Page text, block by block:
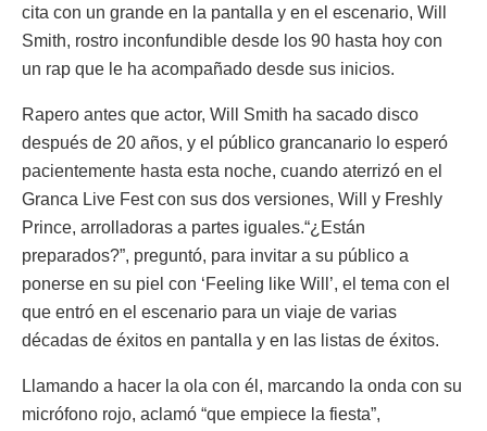
cita con un grande en la pantalla y en el escenario, Will
Smith, rostro inconfundible desde los 90 hasta hoy con
un rap que le ha acompañado desde sus inicios.
Rapero antes que actor, Will Smith ha sacado disco
después de 20 años, y el público grancanario lo esperó
pacientemente hasta esta noche, cuando aterrizó en el
Granca Live Fest con sus dos versiones, Will y Freshly
Prince, arrolladoras a partes iguales.“¿Están
preparados?”, preguntó, para invitar a su público a
ponerse en su piel con ‘Feeling like Will’, el tema con el
que entró en el escenario para un viaje de varias
décadas de éxitos en pantalla y en las listas de éxitos.
Llamando a hacer la ola con él, marcando la onda con su
micrófono rojo, aclamó “que empiece la fiesta”,